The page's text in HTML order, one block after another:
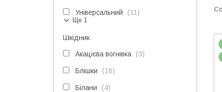
Універсальний 11
Ще 1
Шкідник
Акацієва вогнівка 3
Блішки 16
Білани 4